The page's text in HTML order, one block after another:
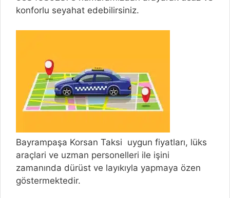
konforlu seyahat edebilirsiniz.
Bayrampaşa Korsan Taksi uygun fiyatları, lüks
araçlari ve uzman personelleri ile işini
zamanında dürüst ve layıkıyla yapmaya özen
göstermektedir.